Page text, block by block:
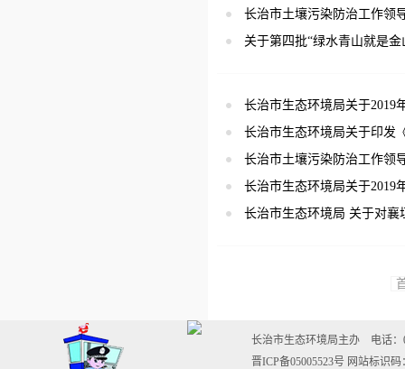
长治市土壤污染防治工作领
关于第四批“绿水青山就是
长治市生态环境局关于2019
长治市生态环境局关于印发
长治市土壤污染防治工作领
长治市生态环境局关于2019
长治市生态环境局 关于对襄
长治市生态环境局主办 电话：
晋ICP备05005523号 网站标识码